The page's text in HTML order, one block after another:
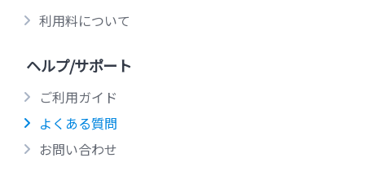
利用料について
ヘルプ/サポート
ご利用ガイド
よくある質問
お問い合わせ